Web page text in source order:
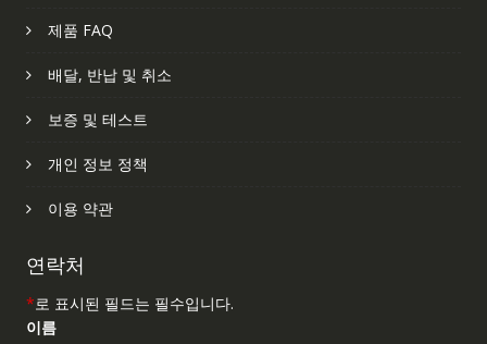
제품 FAQ
배달, 반납 및 취소
보증 및 테스트
개인 정보 정책
이용 약관
연락처
*로 표시된 필드는 필수입니다.
이름